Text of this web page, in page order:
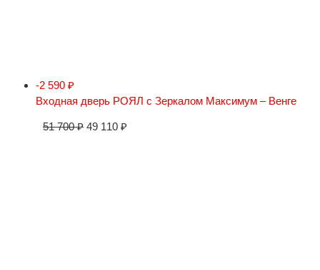
-2 590 ₽
Входная дверь РОЯЛ с Зеркалом Максимум – Венге
51 700₽ 49 110 ₽